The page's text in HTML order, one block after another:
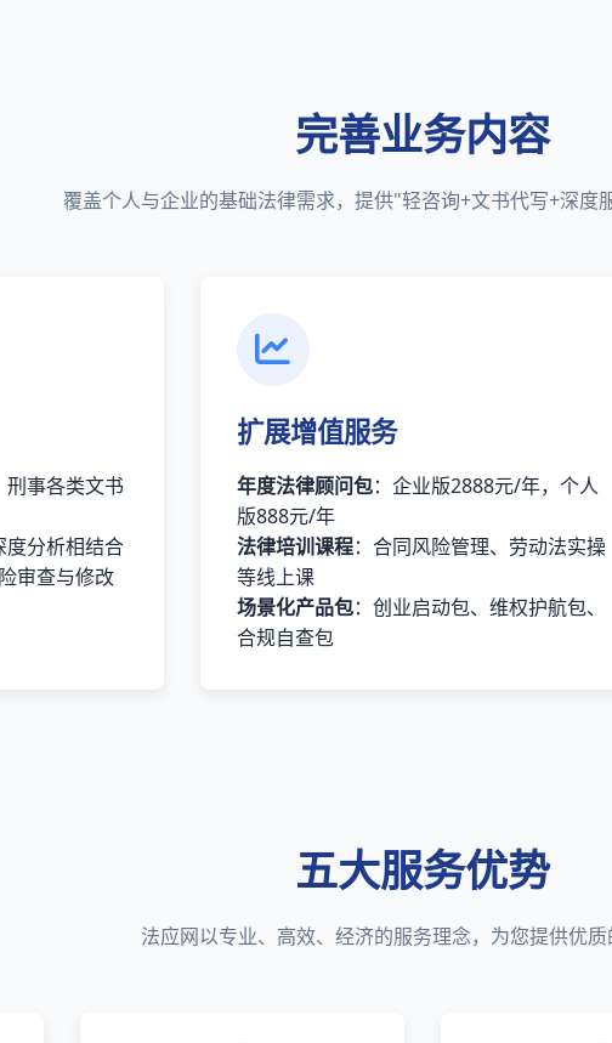
完善业务内容
覆盖个人与企业的基础法律需求，提供"轻咨询+文书代写+深度
刑事各类文书
度分析相结合
审查与修改
扩展增值服务
年度法律顾问包：企业版2888元/年，个人
版888元/年
法律培训课程：合同风险管理、劳动法实操
等线上课
场景化产品包：创业启动包、维权护航包、
合规自查包
五大服务优势
法应网以专业、高效、经济的服务理念，为您提供优